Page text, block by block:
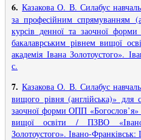
6.Казакова О. В. Силабус
за професійним спрямуванням
курсів денної та заочної
бакалаврським рівнем вищої
академія Івана Золотоустого».
с.
7.Казакова О. В. Силабус
вищого рівня (англійська)» для
заочної форми ОПП «Богослов’я»
вищої освіти / ПЗВО «Івано-
Золотоустого». Івано-